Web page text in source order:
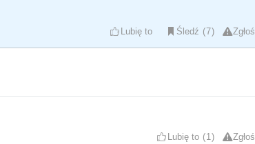
Lubię to Śledź 7 Zgłoś
Lubię to 1 Zgłoś